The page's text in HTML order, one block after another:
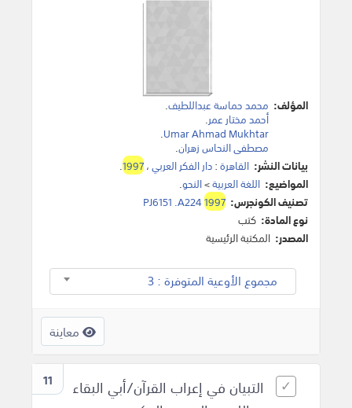
المؤلف: محمد حماسة عبداللطيف.
أحمد مختار عمر.
Umar Ahmad Mukhtar
.
مصطفى النحاس زهران.
بيانات النشر: القاهرة:دار الفكر العربي،1997
.
المواضيع: اللغة العربية>النحو.
تصنيف الكونجرس:
PJ6151 .A2241997
نوع المادة: كتب
المصدر: المكتبة الرئيسية
مجموع الأوعية المتوفرة : 3
معاينة
11
التبيان في إعراب القرآن/أبي البقاء